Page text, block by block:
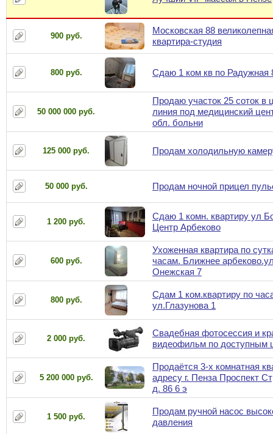
900 руб.
Московская 88
квартира-студия
800 руб. Сдаю 1 ком кв по Радужная
50 000 000 руб.
Продаю участок 25 соток в
линия под медицинский
обл. больни
125 000 руб. Продам холодильную
50 000 руб. Продам ночной прицел
1 200 руб.
Сдаю 1 комн. квартиру ул
Центр Арбеково
600 руб.
Ухоженная квартира по
часам. Ближнее
Онежская 7
800 руб.
Сдам 1 ком.квартиру по
ул.Глазунова 1
2 000 руб.
Свадебная фотосессия и
видеофильм по доступным
5 200 000 руб.
Продаётся 3-х комнатная
адресу г. Пенза Проспект
д. 86 6 э
1 500 руб.
Продам ручной насос
давления